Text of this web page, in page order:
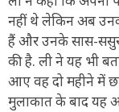
नहीं थे लेकिन अब
हैं और उनके सास-
की है. ली ने यह भी
आए वह दो महीने में
मुलाकात के बाद यह